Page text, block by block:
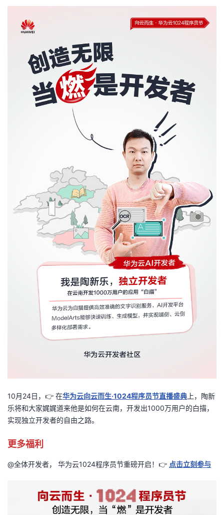
10月24日，👉 在华为云向云而生·1024程序员节直播盛典 上，陶新
乐将和大家娓娓道来他是如何在云南，开发出1000万用户的白描，
实现独立开发者的自由之路。
更多福利
@全体开发者， 华为云1024程序员节重磅开启！👉 点击立刻参与